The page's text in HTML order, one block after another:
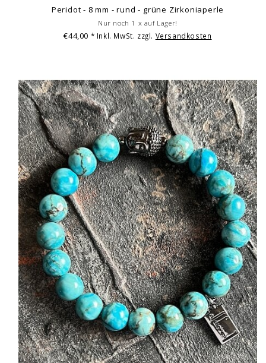
Peridot - 8 mm - rund - grüne Zirkoniaperle
Nur noch 1 x auf Lager!
€44,00 * Inkl. MwSt. zzgl. Versandkosten